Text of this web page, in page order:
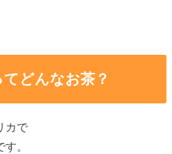
どんなお茶？
カで
。